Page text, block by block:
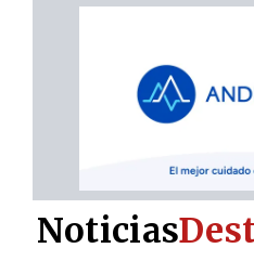
Noticias